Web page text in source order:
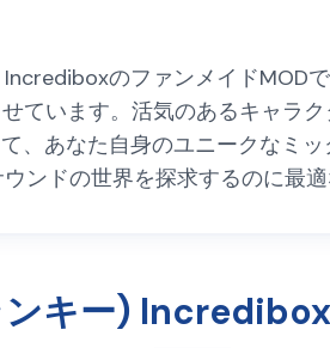
のファンメイドMOD
ています。活気のあるキャラ
、あなた自身のユニークなミ
ンドの世界を探求するのに最適
キー)